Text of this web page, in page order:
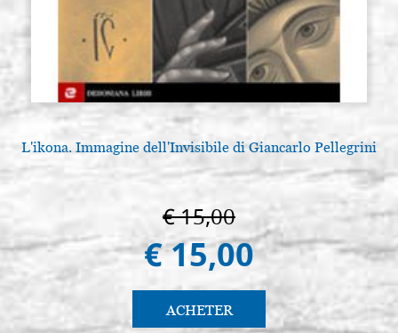
L'ikona. Immagine dell'Invisibile di Giancarlo Pellegrini
€ 15,00
€ 15,00
ACHETER